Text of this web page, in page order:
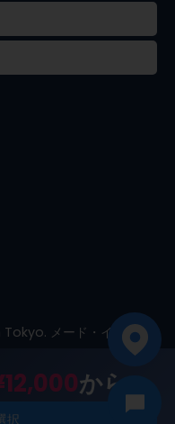
から
択
Tokyo. メード・イン・ト